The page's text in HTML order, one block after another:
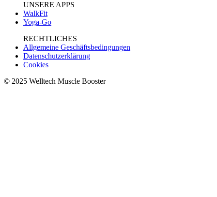
UNSERE APPS
WalkFit
Yoga-Go
RECHTLICHES
Allgemeine Geschäftsbedingungen
Datenschutzerklärung
Cookies
© 2025 Welltech Muscle Booster